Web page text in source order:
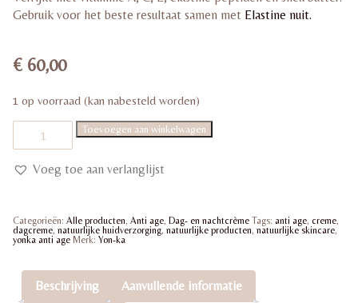
Gebruik voor het beste resultaat samen met Elastine nuit.
€ 60,00
1 op voorraad (kan nabesteld worden)
Yon-
Elastine
Jour
–
Hydraterende
dagcrème
tegen
lijntjes
aantal
Toevoegen aan winkelwagen
Voeg toe aan verlanglijst
Categorieën: Alle producten, Anti age, Dag- en nachtcrème Tags: anti age, creme,
dagcreme, natuurlijke huidverzorging, natuurlijke producten, natuurlijke skincare,
yonka anti age Merk: Yon-ka
Beschrijving Aanvullende informatie